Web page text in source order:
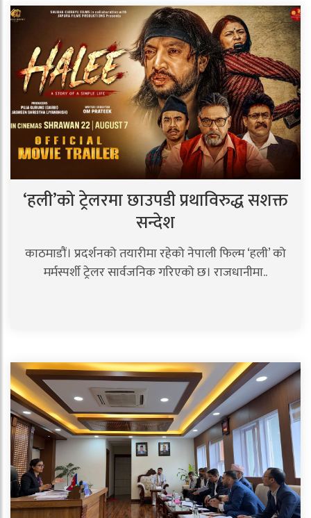
‘हली’को ट्रेलरमा छाउपडी प्रथाविरुद्ध सशक्त
सन्देश
काठमाडौं। प्रदर्शनको तयारीमा रहेको नेपाली फिल्म ‘हली’ को
मर्मस्पर्शी ट्रेलर सार्वजनिक गरिएको छ। राजधानीमा..